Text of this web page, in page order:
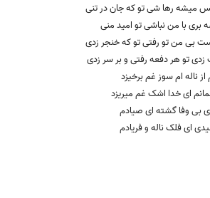
میشه رها شی تو که جان در تنی
بری با من نباشی تو امید منی
بی من تو رفتی تو که خنجر زدی
تو هر دفعه رفتی و بر سر زدی
از ناله ام سوز غم برخیزد
ای خدا اشک غم میریزد
بی وفا گشته ای صیادم
ای فلک ناله و فریادم